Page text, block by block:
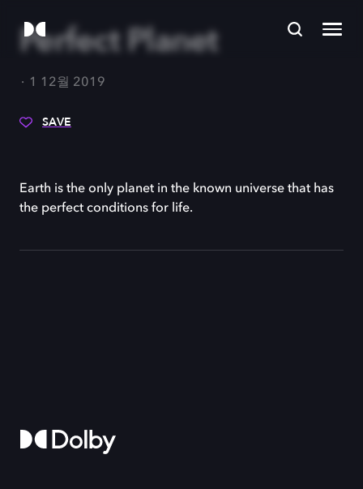
Perfect Planet
1 12월 2019
SAVE
Earth is the only planet in the known universe that has
the perfect conditions for life.